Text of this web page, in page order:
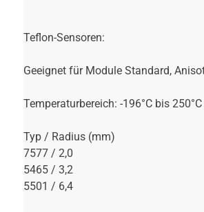
Teflon-Sensoren:
Geeignet für Module Standard,
Temperaturbereich: -196°C bis 250°C
Typ / Radius (mm)
7577 / 2,0
5465 / 3,2
5501 / 6,4